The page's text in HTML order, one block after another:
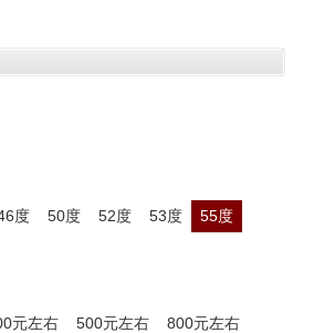
度 50度 52度 53度
55度
元左右 500元左右
800元左右